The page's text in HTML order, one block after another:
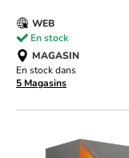
WEB
En stock
MAGASIN
En stock dans
5 Magasins